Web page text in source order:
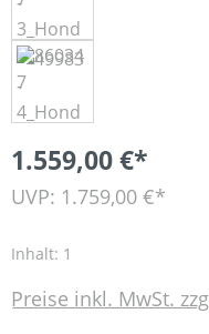
1.559,00 €*
UVP: 1.759,00 €*
Inhalt: 1
Preise inkl. MwSt.